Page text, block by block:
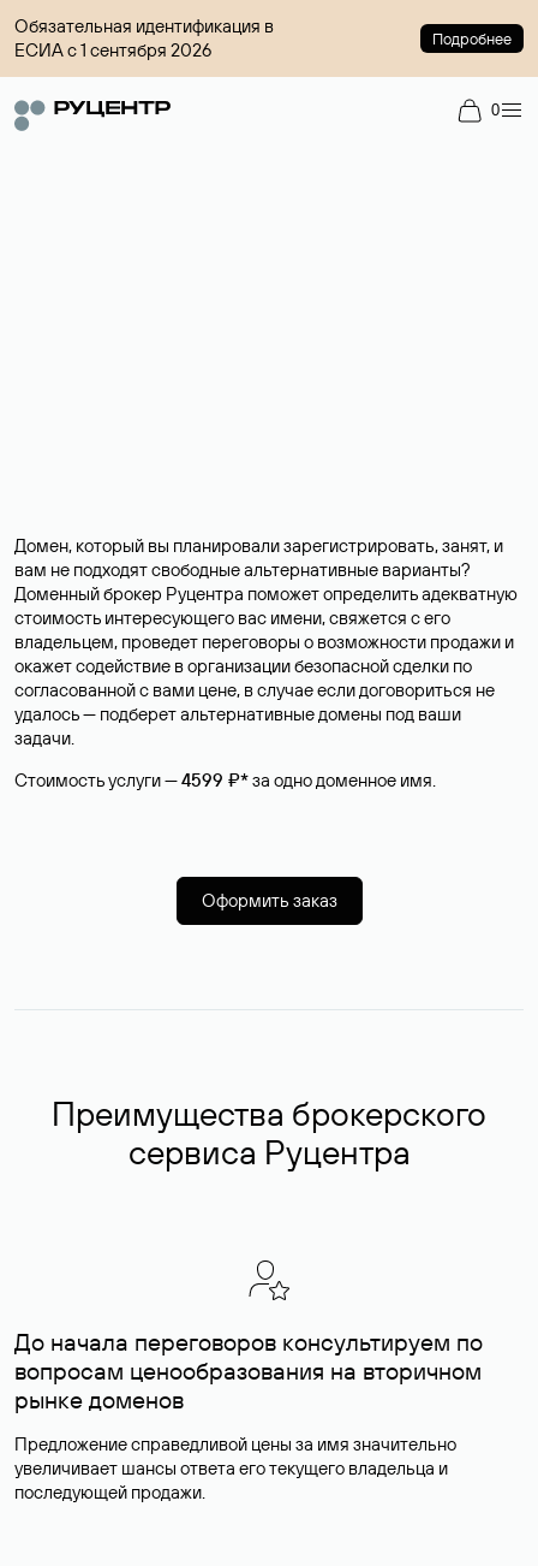
Обязательная идентификация в
ЕСИА с 1 сентября 2026
Подробнее
0
Домен, который вы планировали зарегистрировать, занят, и
вам не подходят свободные альтернативные варианты?
Доменный брокер Руцентра поможет определить адекватную
стоимость интересующего вас имени, свяжется с его
владельцем, проведет переговоры о возможности продажи и
окажет содействие в организации безопасной сделки по
согласованной с вами цене, в случае если договориться не
удалось — подберет альтернативные домены под ваши
задачи.
Стоимость услуги —4599 ₽*за одно доменное имя.
Оформить заказ
Преимущества брокерского
сервиса Руцентра
До начала переговоров консультируем по
вопросам ценообразования на вторичном
рынке доменов
Предложение справедливой цены за имя значительно
увеличивает шансы ответа его текущего владельца и
последующей продажи.